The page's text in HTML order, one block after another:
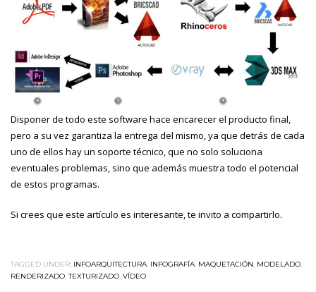
Disponer de todo este software hace encarecer el producto final,
pero a su vez garantiza la entrega del mismo, ya que detrás de cada
uno de ellos hay un soporte técnico, que no solo soluciona
eventuales problemas, sino que además muestra todo el potencial
de estos programas.
Si crees que este artículo es interesante, te invito a compartirlo.
TAGGED UNDER: INFOARQUITECTURA, INFOGRAFÍA, MAQUETACIÓN, MODELADO,
RENDERIZADO,TEXTURIZADO, VÍDEO